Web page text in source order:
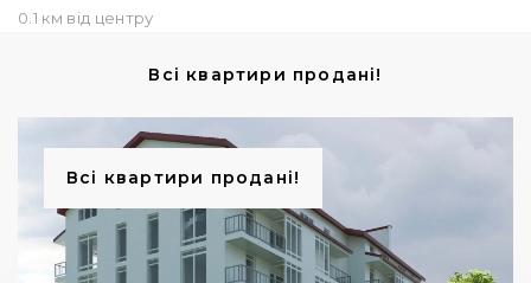
0.1 км від центру
Всі квартири продані!
Всі квартири продані!